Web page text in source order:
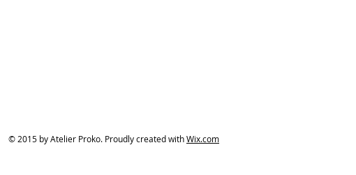
© 2015 by Atelier Proko. Proudly created withWix.com